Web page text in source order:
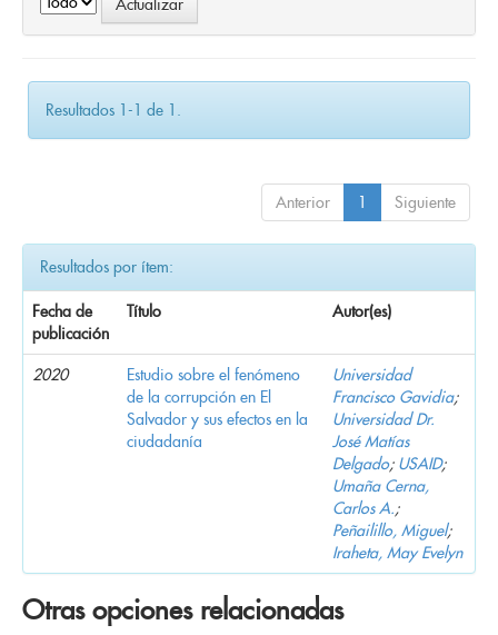
Resultados 1-1 de 1.
Anterior 1 Siguiente
Resultados por ítem:
Fecha de
publicación
Título Autor(es)
2020
Estudio sobre el fenómeno
de la corrupción en El
Salvador y sus efectos en la
ciudadanía
Universidad
Francisco Gavidia;
Universidad Dr.
José Matías
Delgado; USAID;
Umaña Cerna,
Carlos A.;
Peñailillo, Miguel;
Iraheta, May Evelyn
Otras opciones relacionadas